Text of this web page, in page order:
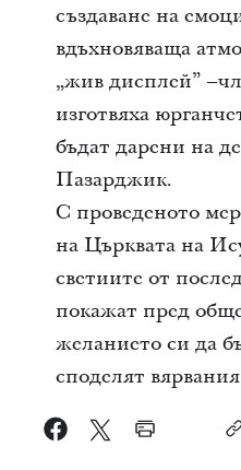
създаване на
вдъхновяваща
„жив дисплей”
изготвяха
бъдат дарени на
Пазарджик.
С проведеното
на Църквата на
светиите от
покажат пред
желанието си да
споделят